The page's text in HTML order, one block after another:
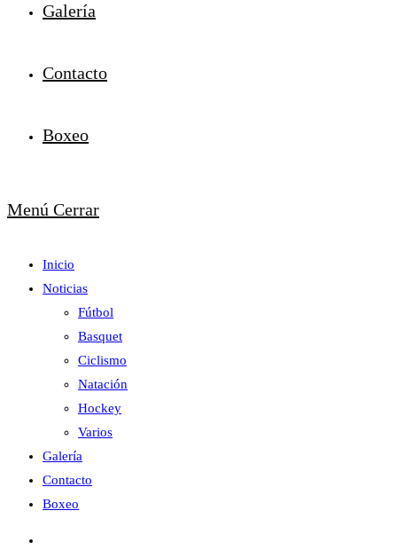
Galería
Contacto
Boxeo
Menú Cerrar
Inicio
Noticias
Fútbol
Basquet
Ciclismo
Natación
Hockey
Varios
Galería
Contacto
Boxeo